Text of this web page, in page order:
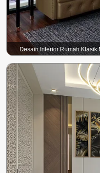
Desain Interior Rumah Klasik